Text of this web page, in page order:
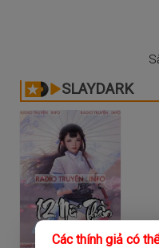
Các thính giả có
SLAYDARK